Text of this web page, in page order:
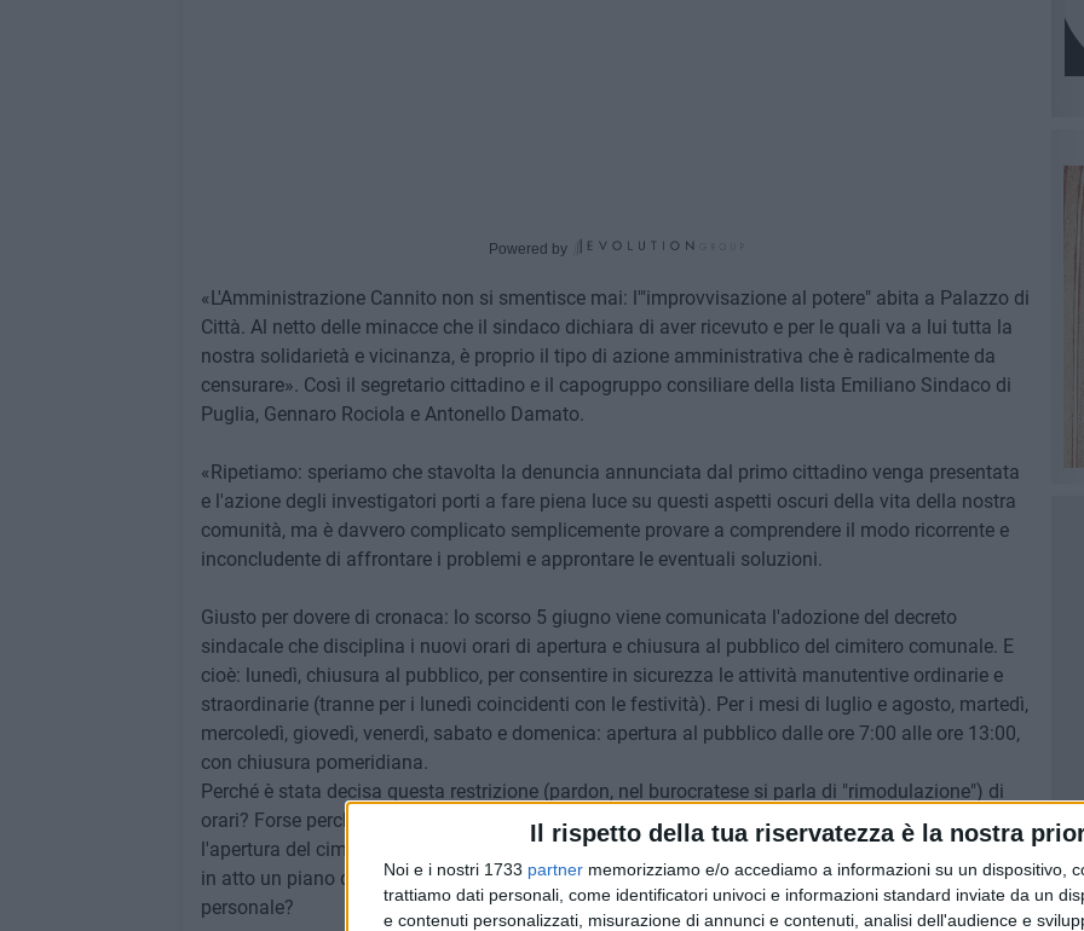
Il rispetto della tua riservatezza è la nostra
Noi e i nostri 1733 partner memorizziamo e/o accediamo a informazioni su un dispositivo,
trattiamo dati personali, come identificatori univoci e informazioni standard inviate da un
e contenuti personalizzati, misurazione di annunci e contenuti, analisi dell'audience e
Powered by
«L'Amministrazione Cannito non si smentisce mai: l'"improvvisazione al potere" abita a Palazzo di
Città. Al netto delle minacce che il sindaco dichiara di aver ricevuto e per le quali va a lui tutta la
nostra solidarietà e vicinanza, è proprio il tipo di azione amministrativa che è radicalmente da
censurare». Così il segretario cittadino e il capogruppo consiliare della lista Emiliano Sindaco di
Puglia, Gennaro Rociola e Antonello Damato.
«Ripetiamo: speriamo che stavolta la denuncia annunciata dal primo cittadino venga presentata
e l'azione degli investigatori porti a fare piena luce su questi aspetti oscuri della vita della nostra
comunità, ma è davvero complicato semplicemente provare a comprendere il modo ricorrente e
inconcludente di affrontare i problemi e approntare le eventuali soluzioni.
Giusto per dovere di cronaca: lo scorso 5 giugno viene comunicata l'adozione del decreto
sindacale che disciplina i nuovi orari di apertura e chiusura al pubblico del cimitero comunale. E
cioè: lunedì, chiusura al pubblico, per consentire in sicurezza le attività manutentive ordinarie e
straordinarie (tranne per i lunedì coincidenti con le festività). Per i mesi di luglio e agosto, martedì,
mercoledì, giovedì, venerdì, sabato e domenica: apertura al pubblico dalle ore 7:00 alle ore 13:00,
con chiusura pomeridiana.
Perché è stata decisa questa restrizione (pardon, nel burocratese si parla di "rimodulazione") di
orari? Forse perché scarseggiano i dipendenti della Barletta servizi ambientali preposti a garantire
l'apertura del cimitero? E se questa è la ragione del provvedimento, perché la stessa Barsa mette
in atto un piano di esodi incentivati a fronte di carenze e criticità nella stessa gestione del
personale?